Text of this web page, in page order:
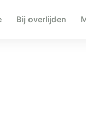
Bij overlijden